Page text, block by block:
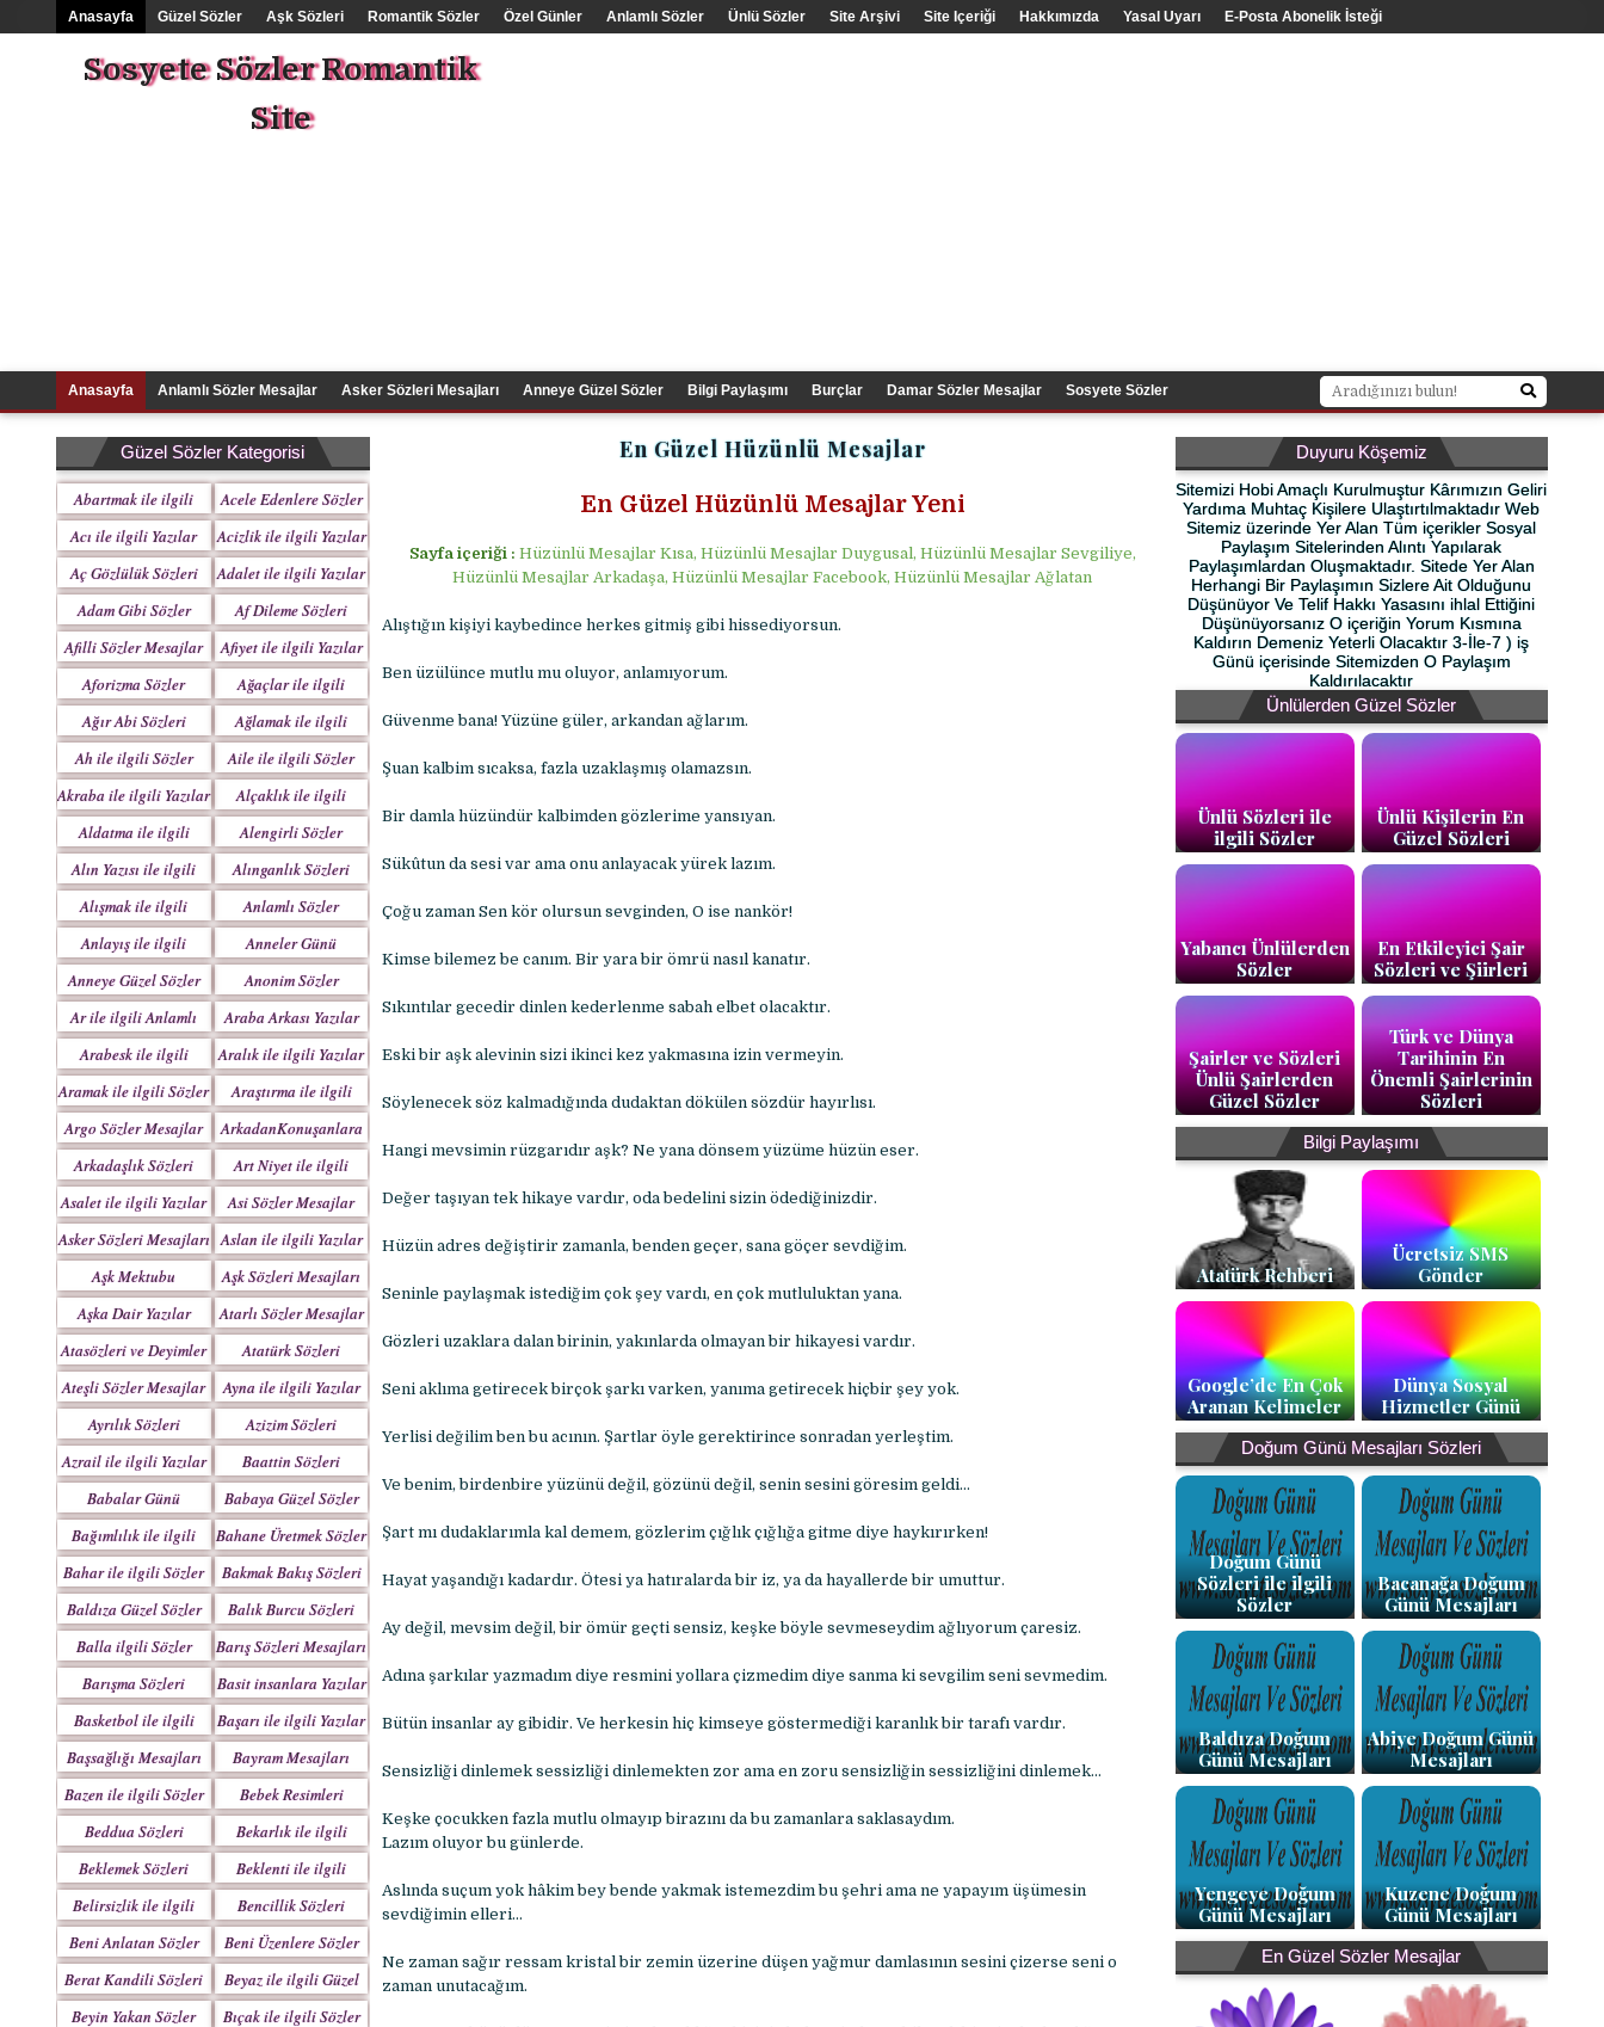
Anasayfa Güzel Sözler Aşk Sözleri Romantik Sözler Özel Günler Anlamlı Sözler Ünlü Sözler Site Arşivi Site Içeriği Hakkımızda Yasal Uyarı E-Posta Abonelik İsteği
Sosyete Sözler Romantik
Site
Anasayfa Anlamlı Sözler Mesajlar Asker Sözleri Mesajları Anneye Güzel Sözler Bilgi Paylaşımı Burçlar Damar Sözler Mesajlar Sosyete Sözler
Güzel Sözler Kategorisi
Abartmak ile ilgili
Yazılar
Acele Edenlere Sözler
Acı ile ilgili Yazılar
Acizlik ile ilgili Yazılar
Aç Gözlülük Sözleri
Adalet ile ilgili Yazılar
Adam Gibi Sözler
Mesajlar
Af Dileme Sözleri
Mesajları
Afilli Sözler Mesajlar
Afiyet ile ilgili Yazılar
Aforizma Sözler
Mesajlar
Ağaçlar ile ilgili
Yazılar
Ağır Abi Sözleri
Mesajları
Ağlamak ile ilgili
Yazılar
Ah ile ilgili Sözler
Aile ile ilgili Sözler
Akraba ile ilgili Yazılar
Alçaklık ile ilgili
Yazılar
Aldatma ile ilgili
Yazıları
Alengirli Sözler
Mesajlar
Alın Yazısı ile ilgili
Sözler
Alınganlık Sözleri
Alışmak ile ilgili
Yazılar
Anlamlı Sözler
Mesajlar
Anlayış ile ilgili
Yazılar
Anneler Günü
Mesajları
Anneye Güzel Sözler
Anonim Sözler
Ar ile ilgili Anlamlı
Sözler
Araba Arkası Yazılar
Arabesk ile ilgili
Yazılar
Aralık ile ilgili Yazılar
Aramak ile ilgili Sözler
Araştırma ile ilgili
Sözler
Argo Sözler Mesajlar
ArkadanKonuşanlara
Sözler
Arkadaşlık Sözleri
Mesajları
Art Niyet ile ilgili
Yazılar
Asalet ile ilgili Yazılar
Asi Sözler Mesajlar
Asker Sözleri Mesajları Aslan ile ilgili Yazılar
Aşk Mektubu
Mektupları
Aşk Sözleri Mesajları
Aşka Dair Yazılar
Atarlı Sözler Mesajlar
Atasözleri ve Deyimler
Atatürk Sözleri
Mesajları
Ateşli Sözler Mesajlar
Ayna ile ilgili Yazılar
Ayrılık Sözleri
Mesajları
Azizim Sözleri
Mesajları
Azrail ile ilgili Yazılar
Baattin Sözleri
Mesajları
Babalar Günü
Babaya Güzel Sözler
Bağımlılık ile ilgili
Yazılar
Bahane Üretmek Sözler
Bahar ile ilgili Sözler
Yazılar
Bakmak Bakış Sözleri
Baldıza Güzel Sözler
Balık Burcu Sözleri
Balla ilgili Sözler
Barış Sözleri Mesajları
Barışma Sözleri
Mesajları
Basit insanlara Yazılar
Basketbol ile ilgili
Sözler
Başarı ile ilgili Yazılar
Başsağlığı Mesajları
Bayram Mesajları
Sözleri
Bazen ile ilgili Sözler
Mesajlar
Bebek Resimleri
Beddua Sözleri
Mesajları
Bekarlık ile ilgili
Sözler
Beklemek Sözleri
Beklenti ile ilgili
Sözler
Belirsizlik ile ilgili
Sözler
Bencillik Sözleri
Mesajları
Beni Anlatan Sözler
Beni Üzenlere Sözler
Berat Kandili Sözleri
Mesajları
Beyaz ile ilgili Güzel
Sözler
Beyin Yakan Sözler
Bıçak ile ilgili Sözler
En Güzel Hüzünlü Mesajlar
En Güzel Hüzünlü Mesajlar Yeni
Sayfa içeriği : Hüzünlü Mesajlar Kısa, Hüzünlü Mesajlar Duygusal, Hüzünlü Mesajlar Sevgiliye,
Hüzünlü Mesajlar Arkadaşa, Hüzünlü Mesajlar Facebook, Hüzünlü Mesajlar Ağlatan
Alıştığın kişiyi kaybedince herkes gitmiş gibi hissediyorsun.
Ben üzülünce mutlu mu oluyor, anlamıyorum.
Güvenme bana! Yüzüne güler, arkandan ağlarım.
Şuan kalbim sıcaksa, fazla uzaklaşmış olamazsın.
Bir damla hüzündür kalbimden gözlerime yansıyan.
Sükûtun da sesi var ama onu anlayacak yürek lazım.
Çoğu zaman Sen kör olursun sevginden, O ise nankör!
Kimse bilemez be canım. Bir yara bir ömrü nasıl kanatır.
Sıkıntılar gecedir dinlen kederlenme sabah elbet olacaktır.
Eski bir aşk alevinin sizi ikinci kez yakmasına izin vermeyin.
Söylenecek söz kalmadığında dudaktan dökülen sözdür hayırlısı.
Hangi mevsimin rüzgarıdır aşk? Ne yana dönsem yüzüme hüzün eser.
Değer taşıyan tek hikaye vardır, oda bedelini sizin ödediğinizdir.
Hüzün adres değiştirir zamanla, benden geçer, sana göçer sevdiğim.
Seninle paylaşmak istediğim çok şey vardı, en çok mutluluktan yana.
Gözleri uzaklara dalan birinin, yakınlarda olmayan bir hikayesi vardır.
Seni aklıma getirecek birçok şarkı varken, yanıma getirecek hiçbir şey yok.
Yerlisi değilim ben bu acının. Şartlar öyle gerektirince sonradan yerleştim.
Ve benim, birdenbire yüzünü değil, gözünü değil, senin sesini göresim geldi…
Şart mı dudaklarımla kal demem, gözlerim çığlık çığlığa gitme diye haykırırken!
Hayat yaşandığı kadardır. Ötesi ya hatıralarda bir iz, ya da hayallerde bir umuttur.
Ay değil, mevsim değil, bir ömür geçti sensiz, keşke böyle sevmeseydim ağlıyorum çaresiz.
Adına şarkılar yazmadım diye resmini yollara çizmedim diye sanma ki sevgilim seni sevmedim.
Bütün insanlar ay gibidir. Ve herkesin hiç kimseye göstermediği karanlık bir tarafı vardır.
Sensizliği dinlemek sessizliği dinlemekten zor ama en zoru sensizliğin sessizliğini dinlemek…
Keşke çocukken fazla mutlu olmayıp birazını da bu zamanlara saklasaydım.
Lazım oluyor bu günlerde.
Aslında suçum yok hâkim bey bende yakmak istemezdim bu şehri ama ne yapayım üşümesin
sevdiğimin elleri…
Ne zaman sağır ressam kristal bir zemin üzerine düşen yağmur damlasının sesini çizerse seni o
zaman unutacağım.
Duyuru Köşemiz
Sitemizi Hobi Amaçlı Kurulmuştur Kârımızın Geliri
Yardıma Muhtaç Kişilere Ulaştırtılmaktadır Web
Sitemiz üzerinde Yer Alan Tüm içerikler Sosyal
Paylaşım Sitelerinden Alıntı Yapılarak
Paylaşımlardan Oluşmaktadır. Sitede Yer Alan
Herhangi Bir Paylaşımın Sizlere Ait Olduğunu
Düşünüyor Ve Telif Hakkı Yasasını ihlal Ettiğini
Düşünüyorsanız O içeriğin Yorum Kısmına
Kaldırın Demeniz Yeterli Olacaktır 3-İle-7 ) iş
Günü içerisinde Sitemizden O Paylaşım
Kaldırılacaktır
Ünlülerden Güzel Sözler
Ünlü Sözleri ile
ilgili Sözler
Ünlü Kişilerin En
Güzel Sözleri
Yabancı Ünlülerden
Sözler
En Etkileyici Şair
Sözleri ve Şiirleri
Şairler ve Sözleri
Ünlü Şairlerden
Güzel Sözler
Türk ve Dünya
Tarihinin En
Önemli Şairlerinin
Sözleri
Bilgi Paylaşımı
Atatürk Rehberi
Ücretsiz SMS
Gönder
Google’de En Çok
Aranan Kelimeler
Dünya Sosyal
Hizmetler Günü
Doğum Günü Mesajları Sözleri
Doğum Günü
Sözleri ile ilgili
Sözler
Bacanağa Doğum
Günü Mesajları
Baldıza Doğum
Günü Mesajları
Abiye Doğum Günü
Mesajları
Yengeye Doğum
Günü Mesajları
Kuzene Doğum
Günü Mesajları
En Güzel Sözler Mesajlar